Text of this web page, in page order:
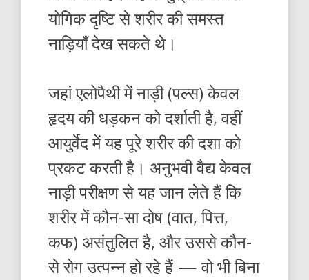
योगिक दृष्टि से शरीर की समस्त
नाड़ियाँ देख सकते थे।
जहां एलोपैथी में नाड़ी (पल्स) केवल
हृदय की धड़कन को दर्शाती है, वहीं
आयुर्वेद में यह पूरे शरीर की दशा को
प्रकट करती है। अनुभवी वैद्य केवल
नाड़ी परीक्षण से यह जान लेते हैं कि
शरीर में कौन-सा दोष (वात, पित्त,
कफ) असंतुलित है, और उससे कौन-
से रोग उत्पन्न हो रहे हैं — वो भी बिना